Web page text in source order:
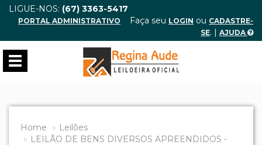
LIGUE-NOS: (67) 3363-5417
PORTAL ADMINISTRATIVO Faça seu LOGIN ou CADASTRE-
SE. | AJUDA
Toggle
navigation
Home
Leilões
LEILÃO DE BENS DIVERSOS APREENDIDOS -